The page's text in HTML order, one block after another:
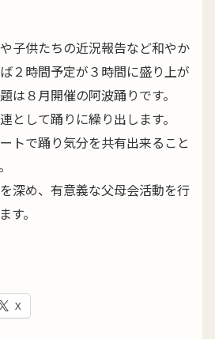
子供たちの近況報告など和やか
２時間予定が３時間に盛り上が
は８月開催の阿波踊りです。
として踊りに繰り出します。
トで踊り気分を共有出来ること
深め、有意義な父母会活動を行
す。
X